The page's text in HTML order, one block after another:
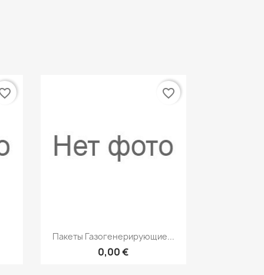
Быстрый просмотр
Пакеты Газогенерирующие...
0,00 €
favorite_border